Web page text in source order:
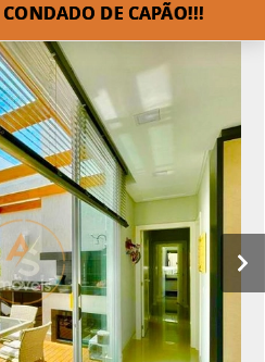
DE CAPÃO!!!